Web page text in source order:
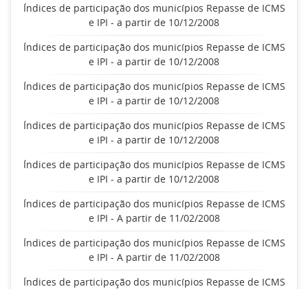
Índices de participação dos municípios Repasse de ICMS
e IPI - a partir de 10/12/2008
Índices de participação dos municípios Repasse de ICMS
e IPI - a partir de 10/12/2008
Índices de participação dos municípios Repasse de ICMS
e IPI - a partir de 10/12/2008
Índices de participação dos municípios Repasse de ICMS
e IPI - a partir de 10/12/2008
Índices de participação dos municípios Repasse de ICMS
e IPI - a partir de 10/12/2008
Índices de participação dos municípios Repasse de ICMS
e IPI - A partir de 11/02/2008
Índices de participação dos municípios Repasse de ICMS
e IPI - A partir de 11/02/2008
Índices de participação dos municípios Repasse de ICMS